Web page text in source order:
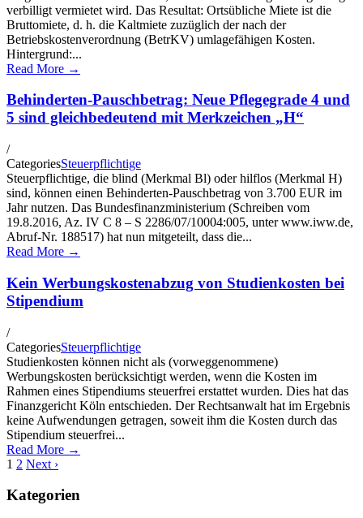
verbilligt vermietet wird. Das Resultat: Ortsübliche Miete ist die
Bruttomiete, d. h. die Kaltmiete zuzüglich der nach der
Betriebskostenverordnung (BetrKV) umlagefähigen Kosten.
Hintergrund:...
Read More →
Behinderten-Pauschbetrag: Neue Pflegegrade 4 und
5 sind gleichbedeutend mit Merkzeichen „H“
/
CategoriesSteuerpflichtige
Steuerpflichtige, die blind (Merkmal Bl) oder hilflos (Merkmal H)
sind, können einen Behinderten-Pauschbetrag von 3.700 EUR im
Jahr nutzen. Das Bundesfinanzministerium (Schreiben vom
19.8.2016, Az. IV C 8 – S 2286/07/10004:005, unter www.iww.de,
Abruf-Nr. 188517) hat nun mitgeteilt, dass die...
Read More →
Kein Werbungskostenabzug von Studienkosten bei
Stipendium
/
CategoriesSteuerpflichtige
Studienkosten können nicht als (vorweggenommene)
Werbungskosten berücksichtigt werden, wenn die Kosten im
Rahmen eines Stipendiums steuerfrei erstattet wurden. Dies hat das
Finanzgericht Köln entschieden. Der Rechtsanwalt hat im Ergebnis
keine Aufwendungen getragen, soweit ihm die Kosten durch das
Stipendium steuerfrei...
Read More →
1 2 Next ›
Kategorien